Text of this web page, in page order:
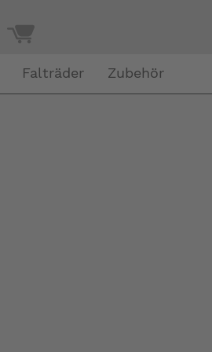
Falträder Zubehör